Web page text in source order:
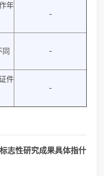
年
-
同 -
件
-
志性研究成果具体指什